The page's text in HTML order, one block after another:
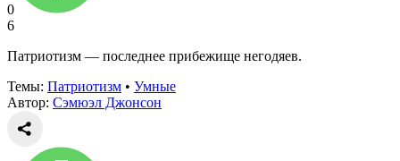
0
6
Патриотизм — последнее прибежище негодяев.
Темы: Патриотизм • Умные
Автор: Сэмюэл Джонсон